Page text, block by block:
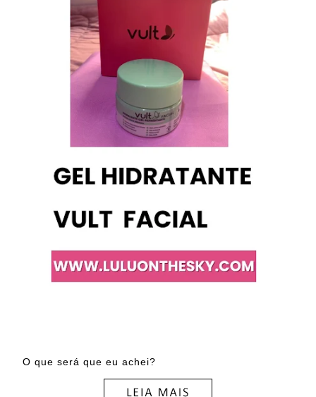
O que será que eu achei?